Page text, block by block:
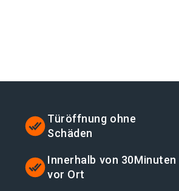
Türöffnung ohne
Schäden
Innerhalb von 30Minuten
vor Ort